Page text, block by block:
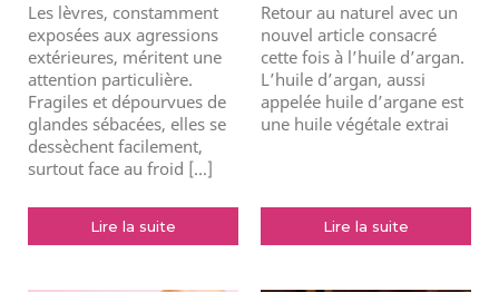
Les lèvres, constamment
exposées aux agressions
extérieures, méritent une
attention particulière.
Fragiles et dépourvues de
glandes sébacées, elles se
dessèchent facilement,
surtout face au froid [...]
Lire la suite
Retour au naturel avec un
nouvel article consacré
cette fois à l’huile d’argan.
L’huile d’argan, aussi
appelée huile d’argane est
une huile végétale extrai
Lire la suite